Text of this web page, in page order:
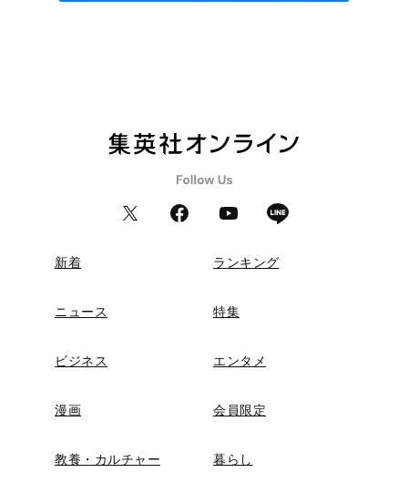
新着 ランキング
ニュース 特集
ビジネス エンタメ
漫画 会員限定
教養・カルチャー 暮らし